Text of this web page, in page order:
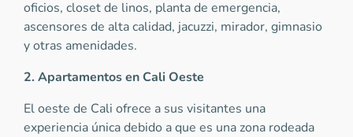
oficios, closet de linos, planta de emergencia,
ascensores de alta calidad, jacuzzi, mirador, gimnasio
y otras amenidades.
2. Apartamentos en Cali Oeste
El oeste de Cali ofrece a sus visitantes una
experiencia única debido a que es una zona rodeada